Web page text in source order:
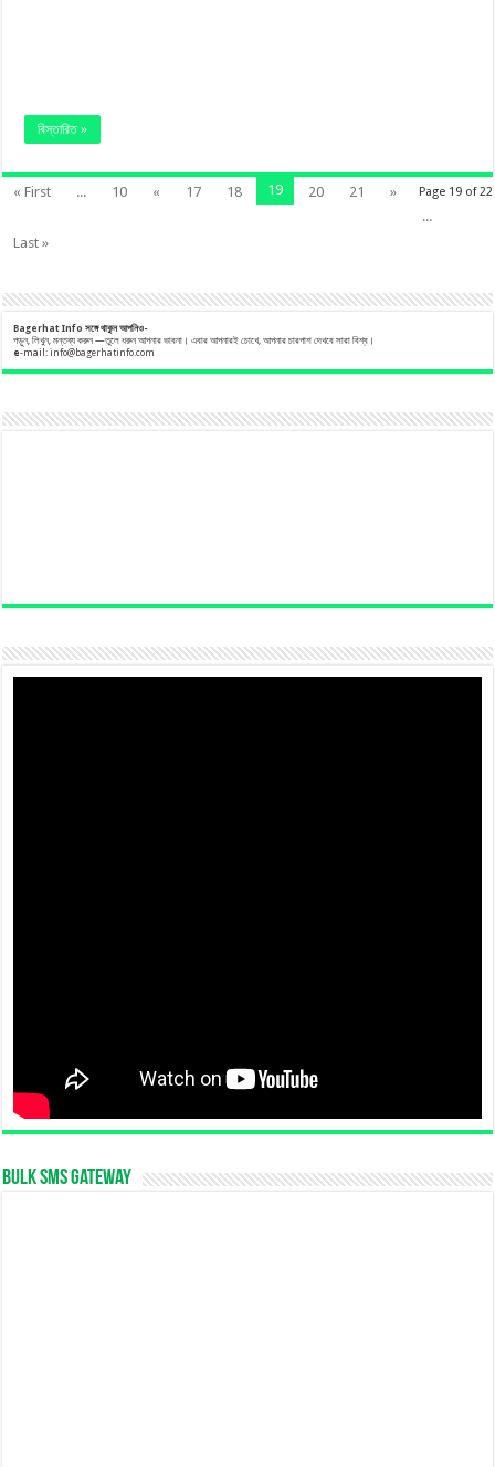
বিস্তারিত »
Page 19 of 22
« First ... 10 « 17 18 19 20 21
»
...
Last »
Bagerhat Info সঙ্গেথাকুনআপনিও-
পড়ুন, লিখুন, মন্তব্য করুন —তুলে ধরুন আপনার ভাবনা। এবার আপনারই চোখে, আপনার চারপাশ দেখবে সারা বিশ্ব।
e-mail:info@bagerhatinfo.com
Bulk SMS Gateway